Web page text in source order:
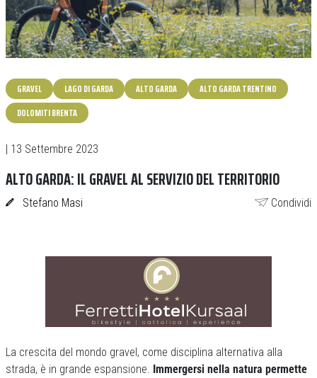
GRAVEL LAGO DI GARDA ALTO GARDA
ALTO GARDA TRENTINO
DOLOMITI BRENTA
| 13 Settembre 2023
ALTO GARDA: IL GRAVEL AL SERVIZIO DEL TERRITORIO
Stefano Masi Condividi
La crescita del mondo gravel, come disciplina alternativa alla
strada, è in grande espansione. Immergersi nella natura permette